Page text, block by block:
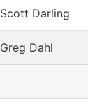
Scott Darling
Greg Dahl